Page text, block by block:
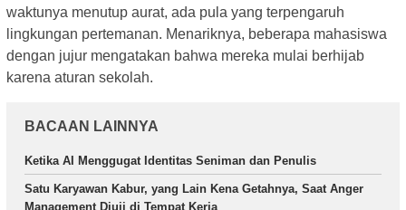
waktunya menutup aurat, ada pula yang terpengaruh
lingkungan pertemanan. Menariknya, beberapa mahasiswa
dengan jujur mengatakan bahwa mereka mulai berhijab
karena aturan sekolah.
BACAAN LAINNYA
Ketika AI Menggugat Identitas Seniman dan Penulis
Satu Karyawan Kabur, yang Lain Kena Getahnya, Saat Anger
Management Diuji di Tempat Kerja